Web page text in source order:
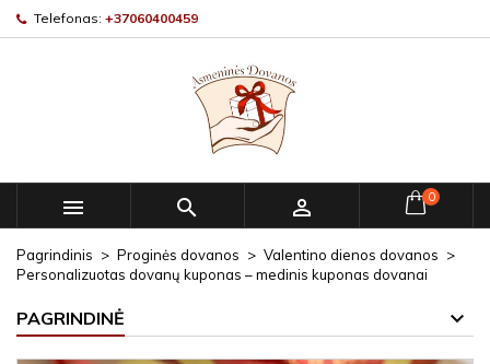
Telefonas: +37060400459
   0
Pagrindinis Proginės dovanos
Valentino dienos dovanos
Personalizuotas dovanų kuponas – medinis kuponas dovanai
PAGRINDINĖ